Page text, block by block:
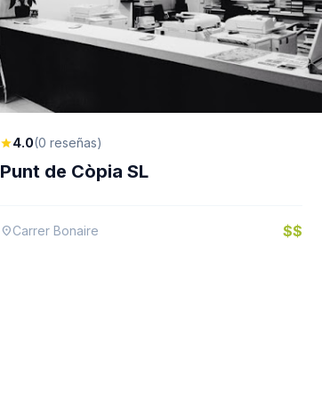
star4.0(0 reseñas)
Punt de Còpia SL
location_onCarrer Bonaire $$